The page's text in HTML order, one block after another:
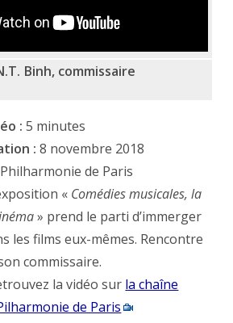
Binh, commissaire
: 5 minutes
: 8 novembre 2018
de Paris
« Comédies musicales, la
» prend le parti d’immerger
les films eux-mêmes. Rencontre
commissaire.
la vidéo sur la chaîne
de Paris